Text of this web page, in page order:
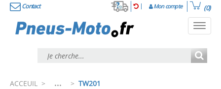
Contact Mon compte (0)
ACCEUIL > ... > TW201